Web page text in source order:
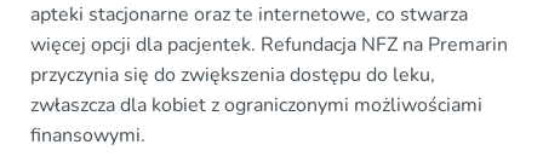
apteki stacjonarne oraz te internetowe, co stwarza
więcej opcji dla pacjentek. Refundacja NFZ na Premarin
przyczynia się do zwiększenia dostępu do leku,
zwłaszcza dla kobiet z ograniczonymi możliwościami
finansowymi.